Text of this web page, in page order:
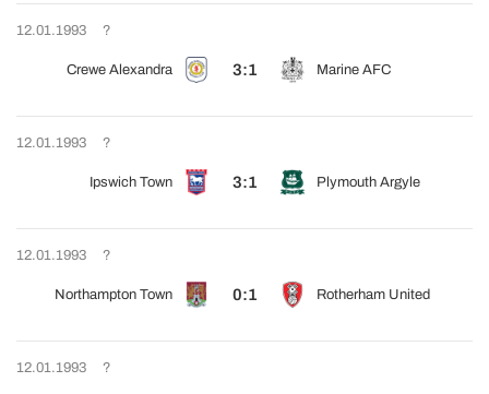
12.01.1993 ?
Crewe Alexandra 3:1 Marine AFC
12.01.1993 ?
Ipswich Town 3:1 Plymouth Argyle
12.01.1993 ?
Northampton Town 0:1 Rotherham United
12.01.1993 ?